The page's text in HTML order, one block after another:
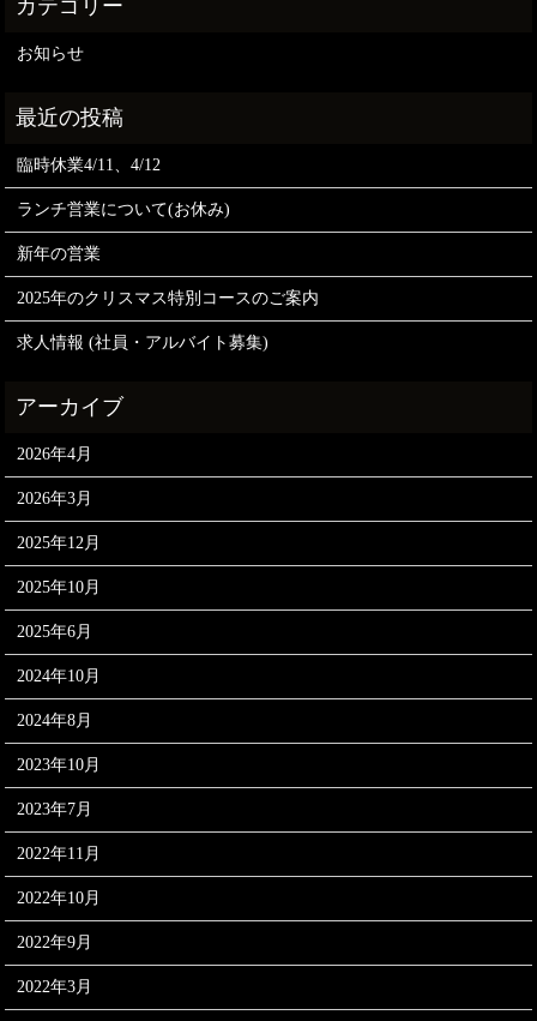
お知らせ
臨時休業4/11、4/12
ランチ営業について(お休み)
新年の営業
2025年のクリスマス特別コースのご案内
求人情報 (社員・アルバイト募集)
2026年4月
2026年3月
2025年12月
2025年10月
2025年6月
2024年10月
2024年8月
2023年10月
2023年7月
2022年11月
2022年10月
2022年9月
2022年3月